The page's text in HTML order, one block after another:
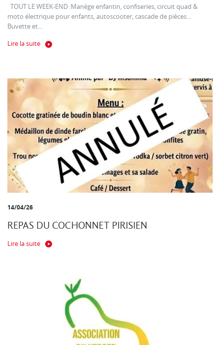
TOUT LE WEEK-END :Manège enfantin, confiseries, circuit quad &
moto électrique pour enfants, autoscooter, cascade de pièces…
Buvette et...
Lire la suite
14/04/26
REPAS DU COCHONNET PIRISIEN
Lire la suite